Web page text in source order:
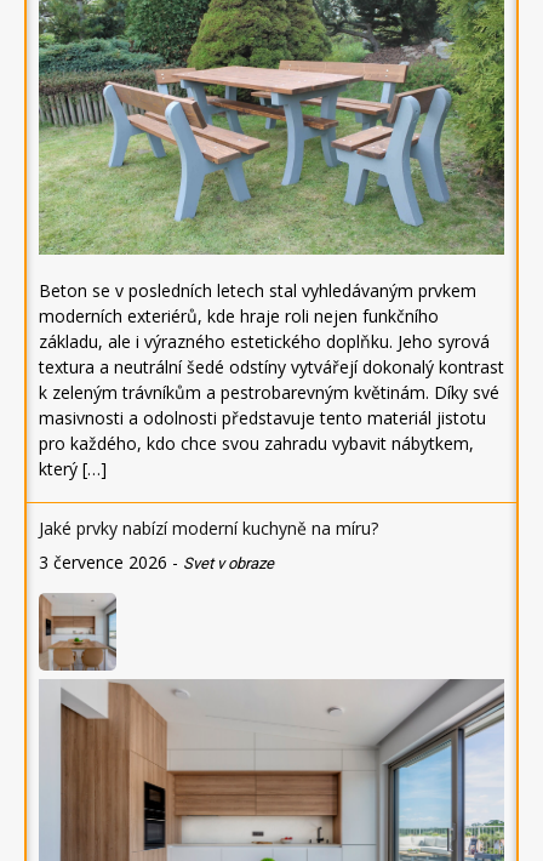
Beton se v posledních letech stal vyhledávaným prvkem
moderních exteriérů, kde hraje roli nejen funkčního
základu, ale i výrazného estetického doplňku. Jeho syrová
textura a neutrální šedé odstíny vytvářejí dokonalý kontrast
k zeleným trávníkům a pestrobarevným květinám. Díky své
masivnosti a odolnosti představuje tento materiál jistotu
pro každého, kdo chce svou zahradu vybavit nábytkem,
který […]
Jaké prvky nabízí moderní kuchyně na míru?
3 července 2026 - Svet v obraze